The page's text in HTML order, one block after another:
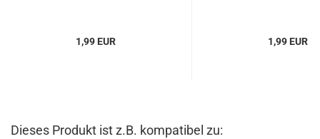
1,99 EUR 1,99 EUR
Dieses Produkt ist z.B. kompatibel zu: